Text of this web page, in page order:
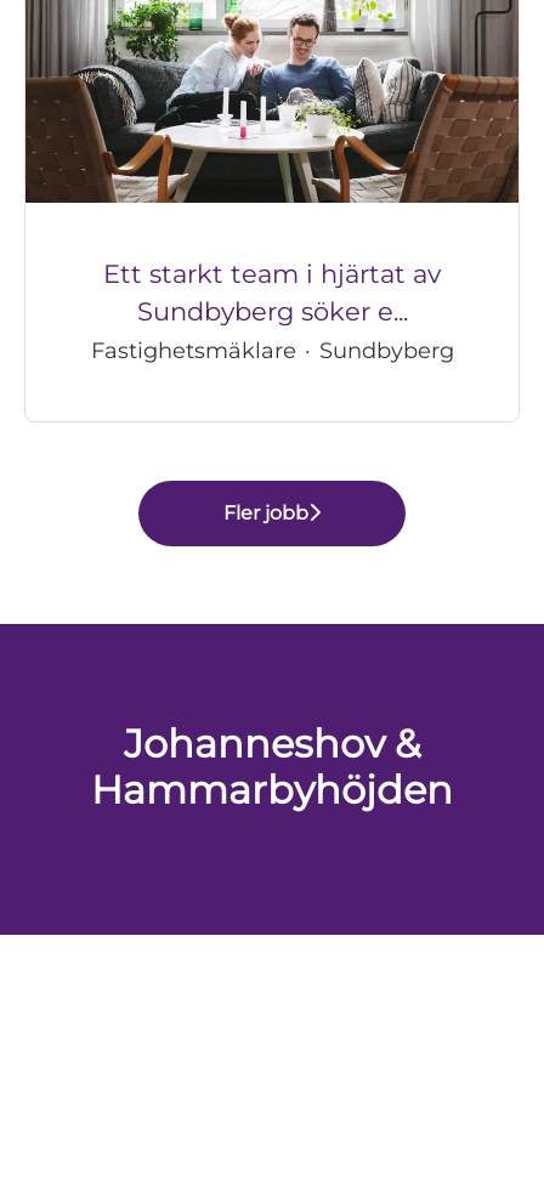
Ett starkt team i hjärtat av
Sundbyberg söker e...
Fastighetsmäklare · Sundbyberg
Fler jobb
Johanneshov &
Hammarbyhöjden